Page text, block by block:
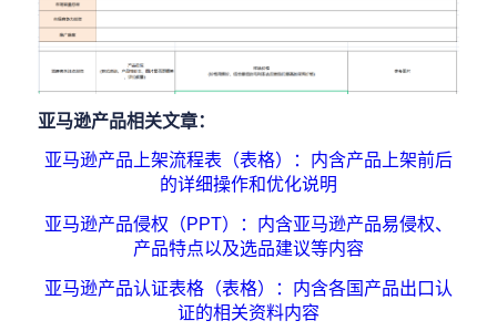
亚马逊产品相关文章：
亚马逊产品上架流程表（表格）：内含产品上架前后
的详细操作和优化说明
亚马逊产品侵权（PPT）：内含亚马逊产品易侵权、
产品特点以及选品建议等内容
亚马逊产品认证表格（表格）：内含各国产品出口认
证的相关资料内容